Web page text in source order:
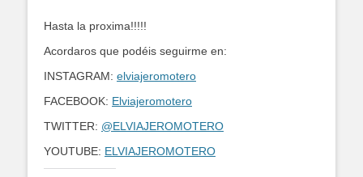
Hasta la proxima!!!!!
Acordaros que podéis seguirme en:
INSTAGRAM: elviajeromotero
FACEBOOK: Elviajeromotero
TWITTER: @ELVIAJEROMOTERO
YOUTUBE: ELVIAJEROMOTERO